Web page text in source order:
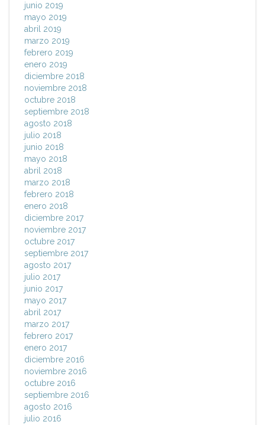
junio 2019
mayo 2019
abril 2019
marzo 2019
febrero 2019
enero 2019
diciembre 2018
noviembre 2018
octubre 2018
septiembre 2018
agosto 2018
julio 2018
junio 2018
mayo 2018
abril 2018
marzo 2018
febrero 2018
enero 2018
diciembre 2017
noviembre 2017
octubre 2017
septiembre 2017
agosto 2017
julio 2017
junio 2017
mayo 2017
abril 2017
marzo 2017
febrero 2017
enero 2017
diciembre 2016
noviembre 2016
octubre 2016
septiembre 2016
agosto 2016
julio 2016